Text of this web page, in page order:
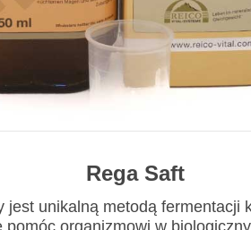
Rega Saft
jest unikalną metodą fermentacji